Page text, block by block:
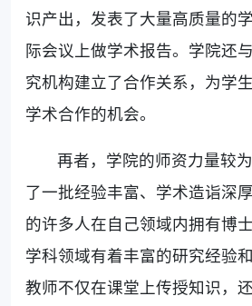
识产出，发表了大量高质量的
际会议上做学术报告。学院还
究机构建立了合作关系，为学
学术合作的机会。
再者，学院的师资力量较
了一批经验丰富、学术造诣深
的许多人在自己领域内拥有博
学科领域有着丰富的研究经验
教师不仅在课堂上传授知识，